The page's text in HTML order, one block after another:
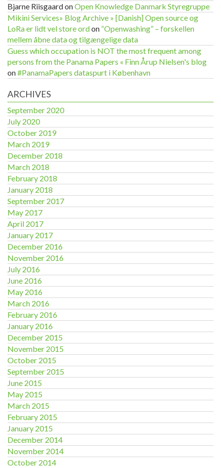
Bjarne RiisgaardonOpen Knowledge Danmark Styregruppe
Mikini Services» Blog Archive » [Danish] Open source og
LoRa er lidt vel store ordon “Openwashing” – forskellen
mellem åbne data og tilgængelige data
Guess which occupation is NOT the most frequent among
persons from the Panama Papers « Finn Årup Nielsen's blog
on#PanamaPapers dataspurt i København
ARCHIVES
September 2020
July 2020
October 2019
March 2019
December 2018
March 2018
February 2018
January 2018
September 2017
May 2017
April 2017
January 2017
December 2016
November 2016
July 2016
June 2016
May 2016
March 2016
February 2016
January 2016
December 2015
November 2015
October 2015
September 2015
June 2015
May 2015
March 2015
February 2015
January 2015
December 2014
November 2014
October 2014